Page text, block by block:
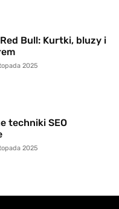
Bull: Kurtki, bluzy i
2025
techniki SEO
2025